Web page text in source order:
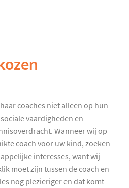
coaches niet alleen op hun
vaardigheden en
Wanneer wij op
coach voor uw kind, zoeken
interesses, want wij
moet zijn tussen de coach en
nog plezieriger en dat komt